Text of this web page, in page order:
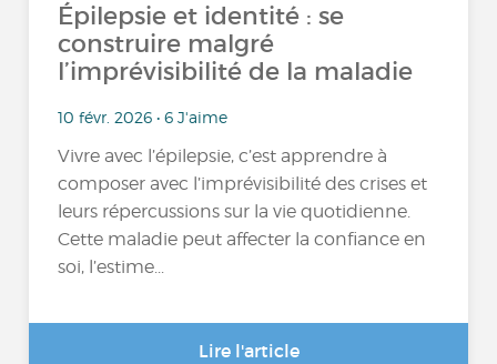
Épilepsie et identité : se
construire malgré
l’imprévisibilité de la maladie
10 févr. 2026 • 6 J'aime
Vivre avec l’épilepsie, c’est apprendre à
composer avec l’imprévisibilité des crises et
leurs répercussions sur la vie quotidienne.
Cette maladie peut affecter la confiance en
soi, l’estime...
Lire l'article